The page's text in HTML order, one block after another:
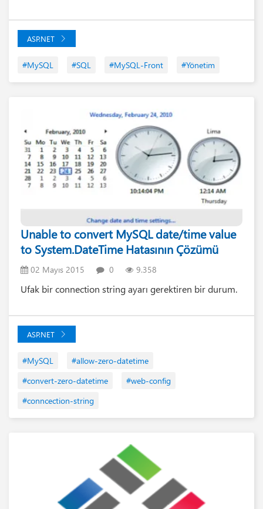
ASP.NET
#MySQL #SQL #MySQL-Front #Yönetim
Unable to convert MySQL date/time value
to System.DateTime Hatasının Çözümü
02 Mayıs 2015 0 9.358
Ufak bir connection string ayarı gerektiren bir durum.
ASP.NET
#MySQL
#allow-zero-datetime
#convert-zero-datetime
#web-config
#conncection-string